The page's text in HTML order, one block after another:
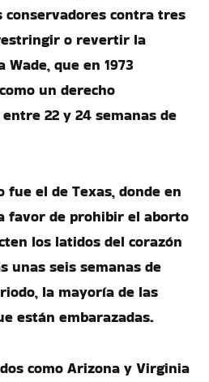
contra tres
o revertir la
que en 1973
un derecho
22 y 24 semanas de
fue el de Texas, donde en
favor de prohibir el aborto
los latidos del corazón
unas seis semanas de
la mayoría de las
están embarazadas.
como Arizona y Virginia